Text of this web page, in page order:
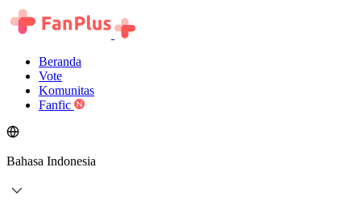
Beranda
Vote
Komunitas
Fanfic
Bahasa Indonesia